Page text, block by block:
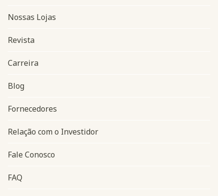
Navegação do rodapé
Nossas Lojas
Revista
Carreira
Blog
Fornecedores
Relação com o Investidor
Fale Conosco
FAQ